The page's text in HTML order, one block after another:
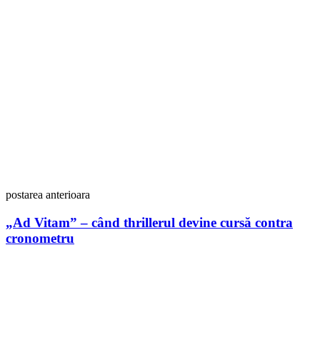
postarea anterioara
„Ad Vitam” – când thrillerul devine cursă contra
cronometru